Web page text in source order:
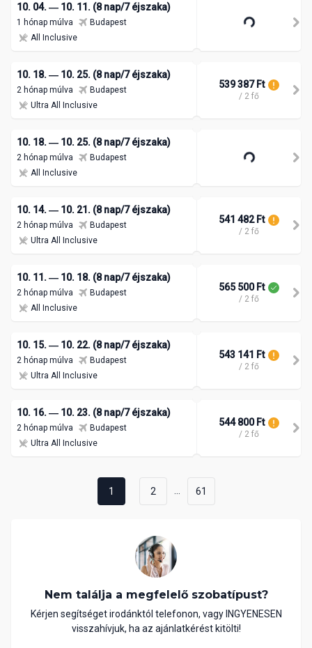
10. 04. ― 10. 11. (8 nap/7 éjszaka)
1 hónap múlva
Budapest
All Inclusive
10. 18. ― 10. 25. (8 nap/7 éjszaka)
2 hónap múlva
Budapest
Ultra All Inclusive
539 387 Ft
/ 2 fő
10. 18. ― 10. 25. (8 nap/7 éjszaka)
2 hónap múlva
Budapest
All Inclusive
10. 14. ― 10. 21. (8 nap/7 éjszaka)
2 hónap múlva
Budapest
Ultra All Inclusive
541 482 Ft
/ 2 fő
10. 11. ― 10. 18. (8 nap/7 éjszaka)
2 hónap múlva
Budapest
All Inclusive
565 500 Ft
/ 2 fő
10. 15. ― 10. 22. (8 nap/7 éjszaka)
2 hónap múlva
Budapest
Ultra All Inclusive
543 141 Ft
/ 2 fő
10. 16. ― 10. 23. (8 nap/7 éjszaka)
2 hónap múlva
Budapest
Ultra All Inclusive
544 800 Ft
/ 2 fő
1 2 ... 61
Nem találja a megfelelő szobatípust?
Kérjen segítséget irodánktól telefonon, vagy INGYENESEN
visszahívjuk, ha az ajánlatkérést kitölti!